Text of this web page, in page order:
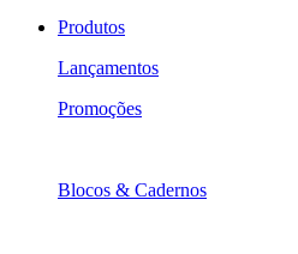
Produtos
Lançamentos
Promoções
Blocos & Cadernos